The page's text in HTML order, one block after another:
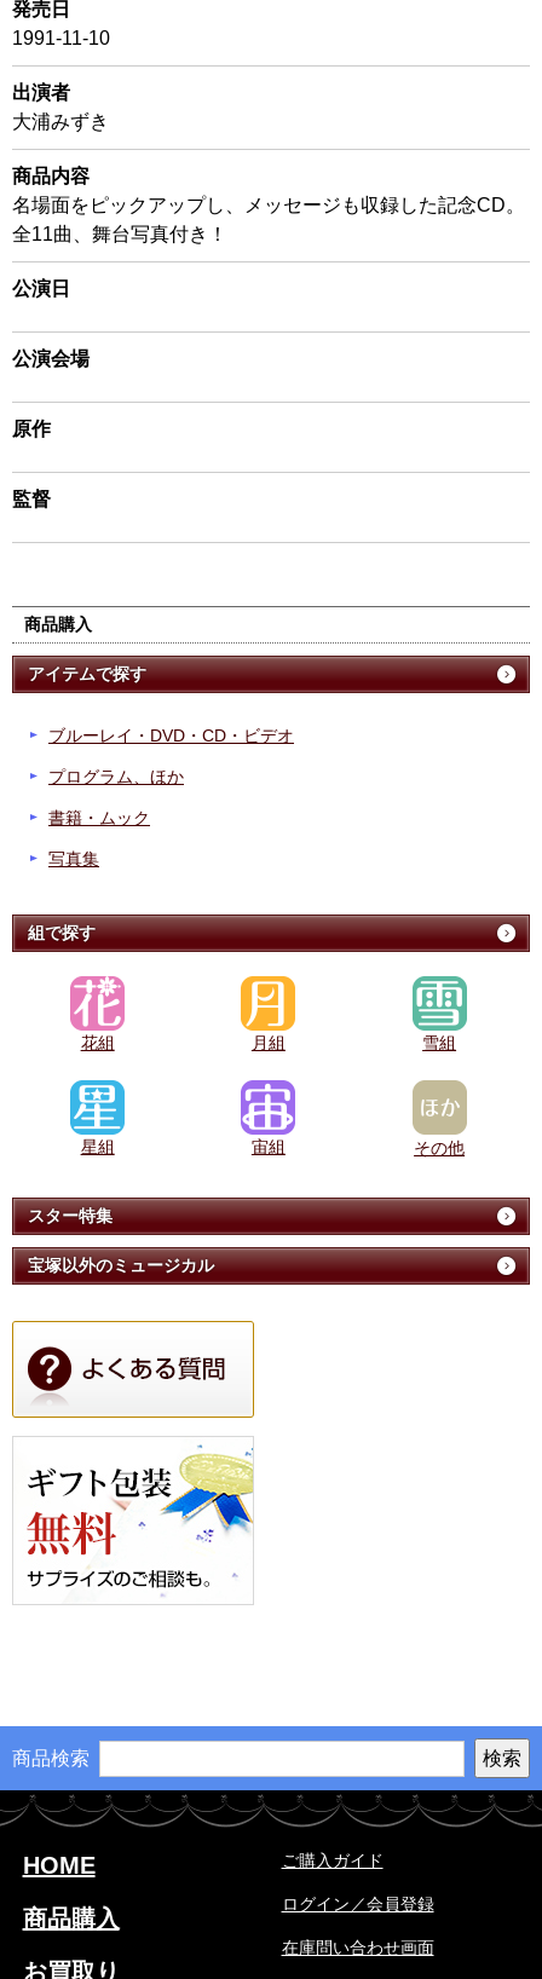
発売日
1991-11-10
出演者
大浦みずき
商品内容
名場面をピックアップし、メッセージも収録した記念CD。
全11曲、舞台写真付き！
公演日
公演会場
原作
監督
商品購入
アイテムで探す
ブルーレイ・DVD・CD・ビデオ
プログラム、ほか
書籍・ムック
写真集
組で探す
花組 月組 雪組
星組 宙組 その他
スター特集
宝塚以外のミュージカル
商品検索
HOME
商品購入
お買取り
ご購入ガイド
ログイン／会員登録
在庫問い合わせ画面